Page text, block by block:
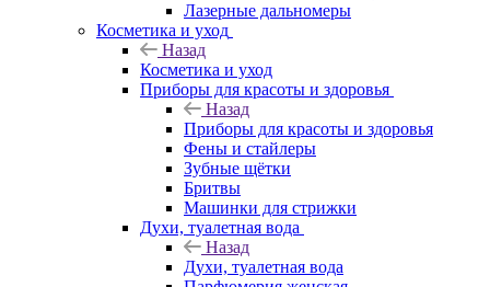
Лазерные дальномеры
Косметика и уход
Назад
Косметика и уход
Приборы для красоты и здоровья
Назад
Приборы для красоты и здоровья
Фены и стайлеры
Зубные щётки
Бритвы
Машинки для стрижки
Духи, туалетная вода
Назад
Духи, туалетная вода